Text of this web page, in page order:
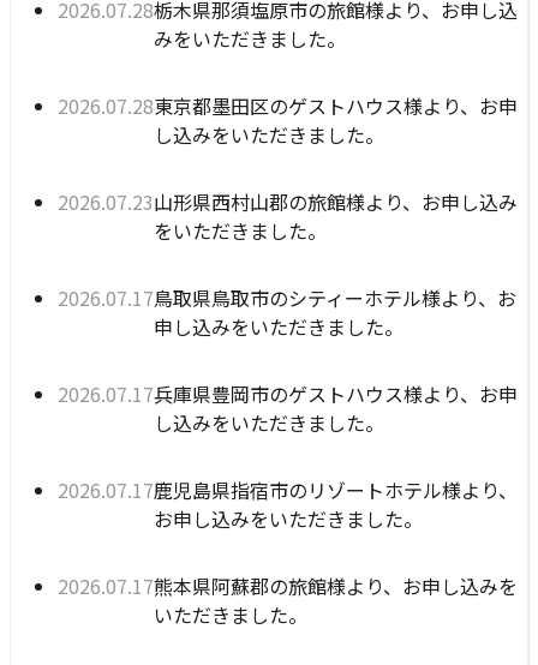
栃木県那須塩原市の旅館様より、お申し込
みをいただきました。
公開日: 2026年07月28日
東京都墨田区のゲストハウス様より、お申
し込みをいただきました。
公開日: 2026年07月28日
山形県西村山郡の旅館様より、お申し込み
をいただきました。
公開日: 2026年07月23日
鳥取県鳥取市のシティーホテル様より、お
申し込みをいただきました。
公開日: 2026年07月17日
兵庫県豊岡市のゲストハウス様より、お申
し込みをいただきました。
公開日: 2026年07月17日
鹿児島県指宿市のリゾートホテル様より、
お申し込みをいただきました。
公開日: 2026年07月17日
熊本県阿蘇郡の旅館様より、お申し込みを
いただきました。
公開日: 2026年07月17日